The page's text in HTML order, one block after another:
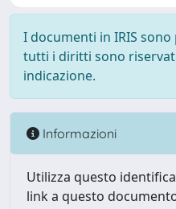
I documenti in IRIS
tutti i diritti sono
indicazione.
Informazioni
Utilizza questo
link a questo